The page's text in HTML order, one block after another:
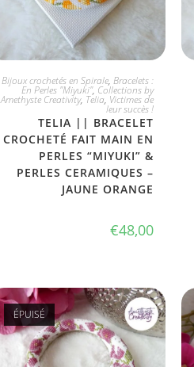
PLUS DISPONIBLE
Bijoux crochetés en Spirale, Bracelets :
En Perles "Miyuki", Collections by
Amethyste Creativity, Telia, Victimes de
leur succès !
TELIA || BRACELET
CROCHETÉ FAIT MAIN EN
PERLES “MIYUKI” &
PERLES CERAMIQUES –
JAUNE ORANGE
€48,00
ÉPUISÉ